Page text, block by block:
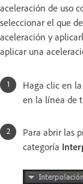
aceleración de uso
seleccionar el que
aceleración y
aplicar una
Haga clic en
en la línea de
Para abrir las
categoría